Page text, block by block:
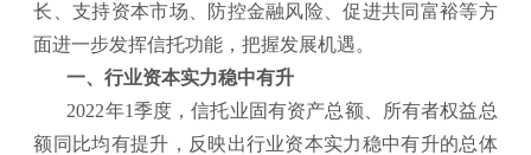
长、支持资本市场、防控金融风险、促进共同富裕等方
面进一步发挥信托功能，把握发展机遇。
一、行业资本实力稳中有升
2022年1季度，信托业固有资产总额、所有者权益总
额同比均有提升，反映出行业资本实力稳中有升的总体